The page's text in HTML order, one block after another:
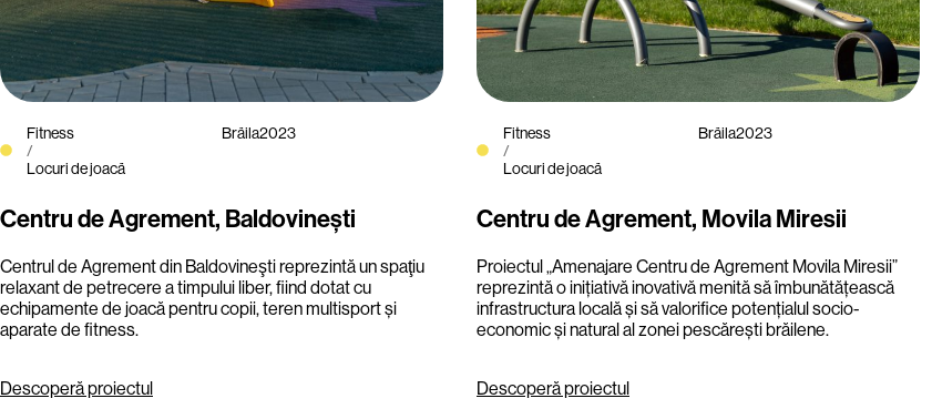
Fitness
/
Locuri de joacă
Brăila2023
Centru de Agrement, Baldovinești
Centrul de Agrement din Baldovineşti reprezintă un spaţiu
relaxant de petrecere a timpului liber, fiind dotat cu
echipamente de joacă pentru copii, teren multisport și
aparate de fitness.
Descoperă proiectul
Fitness
/
Locuri de joacă
Brăila2023
Centru de Agrement, Movila Miresii
Proiectul „Amenajare Centru de Agrement Movila Miresii”
reprezintă o inițiativă inovativă menită să îmbunătățească
infrastructura locală și să valorifice potențialul socio-
economic și natural al zonei pescărești brăilene.
Descoperă proiectul